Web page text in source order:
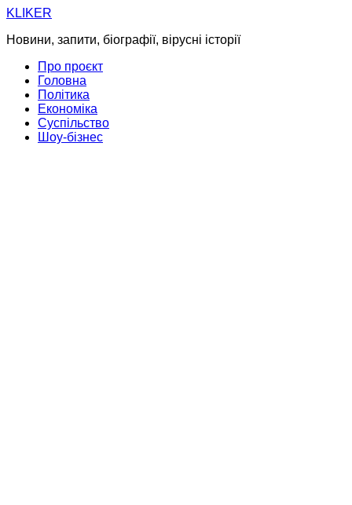
Skip
content
KLIKER
Новини, запити, біографії, вірусні історії
Про проєкт
Головна
Політика
Економіка
Суспільство
Шоу-бізнес